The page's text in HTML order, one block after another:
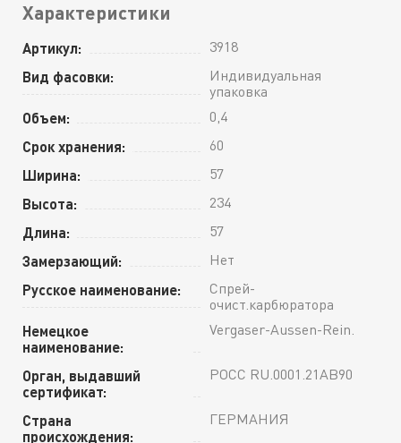
Характеристики
Артикул: 3918
Вид фасовки:
Индивидуальная
упаковка
Объем: 0,4
Срок хранения: 60
Ширина: 57
Высота: 234
Длина: 57
Замерзающий: Нет
Русское наименование:
Спрей-
очист.карбюратора
Немецкое
наименование:
Vergaser-Aussen-Rein.
Орган, выдавший
сертификат:
РОСС RU.0001.21АВ90
Страна
происхождения:
ГЕРМАНИЯ